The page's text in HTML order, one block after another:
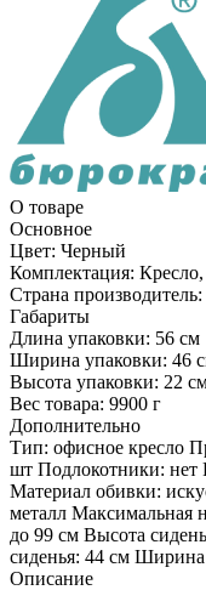
О товаре
Основное
Цвет: Черный
Комплектация:
Страна производитель:
Габариты
Длина упаковки: 56 см
Ширина упаковки: 46
Высота упаковки: 22
Вес товара: 9900 г
Дополнительно
Тип: офисное кресло
шт Подлокотники: нет
Материал обивки:
металл Максимальная
до 99 см Высота
сиденья: 44 см Ширина
Описание